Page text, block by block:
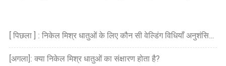
[ पिछला ] : निकेल मिश्र धातुओं के लिए कौन सी वेल्डिंग विधियाँ अनुशंसित हैं?
[अगला]: क्या निकेल मिश्र धातुओं का संक्षारण होता है?